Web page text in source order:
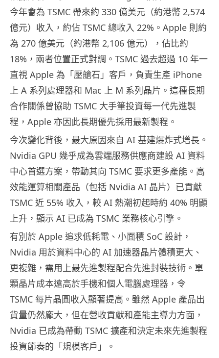
今年會為 TSMC 帶來約 330 億美元（約港幣 2,574
億元）收入，約佔 TSMC 總收入 22%。Apple 則約
為 270 億美元（約港幣 2,106 億元），佔比約
18%，兩者位置正式對調。TSMC 過去超過 10 年一
直視 Apple 為「壓艙石」客戶，負責生產 iPhone
上 A 系列處理器和 Mac 上 M 系列晶片。這種長期
合作關係曾協助 TSMC 大手筆投資每一代先進製
程，Apple 亦因此長期優先採用最新製程。
今次變化背後，最大原因來自 AI 基建爆炸式增長。
Nvidia GPU 幾乎成為雲端服務供應商建設 AI 資料
中心首選方案，帶動其向 TSMC 要求更多產能。高
效能運算相關產品（包括 Nvidia AI 晶片）已貢獻
TSMC 近 55% 收入，較 AI 熱潮初起時約 40% 明顯
上升，顯示 AI 已成為 TSMC 業務核心引擎。
有別於 Apple 追求低耗電、小面積 SoC 設計，
Nvidia 用於資料中心的 AI 加速器晶片體積更大、
更複雜，需用上最先進製程配合先進封裝技術。單
顆晶片成本遠高於手機和個人電腦處理器，令
TSMC 每片晶圓收入顯著提高。雖然 Apple 產品出
貨量仍然龐大，但在營收貢獻和產能主導力方面，
Nvidia 已成為帶動 TSMC 擴產和決定未來先進製程
投資節奏的「規模客戶」。